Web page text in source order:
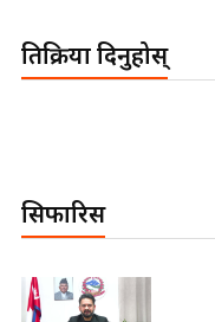
प्रतिक्रिया दिनुहोस्
सिफारिस